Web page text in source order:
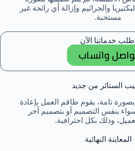
والجراثيم وإزالة أي رائحة غير
مستحبة.
اطلب خدماتنا الآن
واتساب
الستائر من جديد
تامة، يقوم طاقم العمل بإعادة
بنفس التصميم أو بتصميم آخر
وذلك بكل احترافية.
المعاينة النهائية